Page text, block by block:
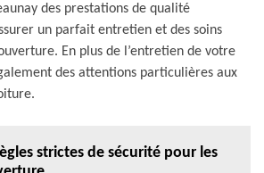
des prestations de qualité
un parfait entretien et des soins
En plus de l’entretien de votre
des attentions particulières aux
strictes de sécurité pour les